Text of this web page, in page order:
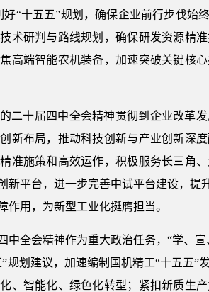
“十五五”规划，确保企业前行步伐始
术研判与路线规划，确保研发资源精
高端智能农机装备，加速突破关键核
二十届四中全会精神贯彻到企业改革
新布局，推动科技创新与产业创新深
准施策和高效运作，积极服务长三角
新平台，进一步完善中试平台建设，提
用，为新型工业化挺膺担当。
中全会精神作为重大政治任务，“学、
规划建议，加速编制国机精工“十五五
、智能化、绿色化转型；紧扣新质生